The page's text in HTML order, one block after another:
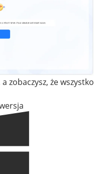
zobaczysz, że wszystko